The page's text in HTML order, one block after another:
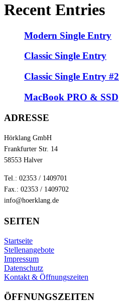
Recent Entries
Modern Single Entry
Classic Single Entry
Classic Single Entry #2
MacBook PRO & SSD
ADRESSE
Hörklang GmbH
Frankfurter Str. 14
58553 Halver
Tel.: 02353 / 1409701
Fax.: 02353 / 1409702
info@hoerklang.de
SEITEN
Startseite
Stellenangebote
Impressum
Datenschutz
Kontakt & Öffnungszeiten
ÖFFNUNGSZEITEN